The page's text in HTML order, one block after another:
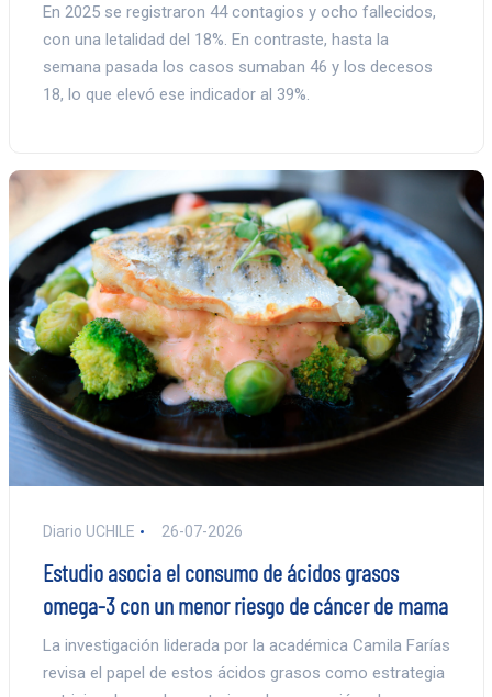
En 2025 se registraron 44 contagios y ocho fallecidos,
con una letalidad del 18%. En contraste, hasta la
semana pasada los casos sumaban 46 y los decesos
18, lo que elevó ese indicador al 39%.
Diario UCHILE 26-07-2026
Estudio asocia el consumo de ácidos grasos
omega-3 con un menor riesgo de cáncer de mama
La investigación liderada por la académica Camila Farías
revisa el papel de estos ácidos grasos como estrategia